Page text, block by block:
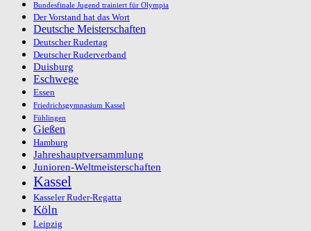
Bundesfinale Jugend trainiert für Olympia
Der Vorstand hat das Wort
Deutsche Meisterschaften
Deutscher Rudertag
Deutscher Ruderverband
Duisburg
Eschwege
Essen
Friedrichsgymnasium Kassel
Fühlingen
Gießen
Hamburg
Jahreshauptversammlung
Junioren-Weltmeisterschaften
Kassel
Kasseler Ruder-Regatta
Köln
Leipzig